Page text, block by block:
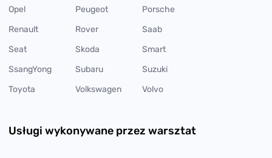
Opel
Peugeot
Porsche
Renault
Rover
Saab
Seat
Skoda
Smart
SsangYong
Subaru
Suzuki
Toyota
Volkswagen Volvo
Usługi wykonywane przez warsztat